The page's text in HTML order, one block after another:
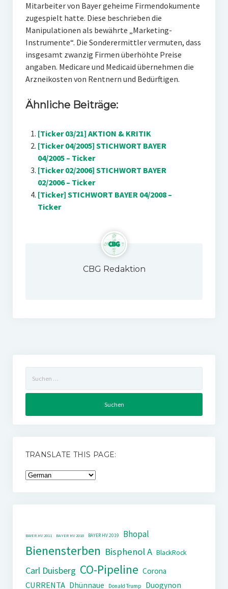
Mitarbeiter von Bayer geheime Firmendokumente
zugespielt hatte. Diese beschrieben die
Manipulationen als bewährte „Marketing-
Instrumente“. Die Sonderermittler vermuten, dass
insgesamt zwanzig Firmen überhöhte Preise
angaben. Medicare und Medicaid übernehmen die
Arzneikosten von Rentnern und Bedürftigen.
Ähnliche Beiträge:
[Ticker 03/21] AKTION & KRITIK
[Ticker 04/2005] STICHWORT BAYER
04/2005 – Ticker
[Ticker 02/2006] STICHWORT BAYER
02/2006 – Ticker
[Ticker] STICHWORT BAYER 04/2008 –
Ticker
CBG Redaktion
nach:
TRANSLATE THIS PAGE:
BAYER HV 2011 BAYER HV 2018 BAYER HV 2019 Bhopal
Bienensterben Bisphenol A BlackRock
Carl Duisberg CO-Pipeline Corona
CURRENTA Dhünnaue Donald Trump Duogynon